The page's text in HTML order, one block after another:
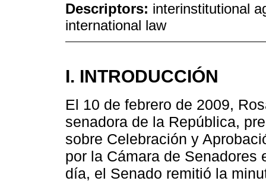
Descriptors: interinstitutional
international law
I. INTRODUCCIÓN
El 10 de febrero de 2009,
senadora de la República,
sobre Celebración y
por la Cámara de Senadores
día, el Senado remitió la